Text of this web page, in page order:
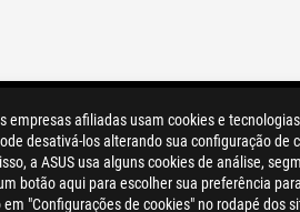
empresas afiliadas usam cookies e
desativá-los alterando sua configuração de
a ASUS usa alguns cookies de análise,
botão aqui para escolher sua preferência
"Configurações de cookies" no rodapé dos
MÃE > ROG STRIX